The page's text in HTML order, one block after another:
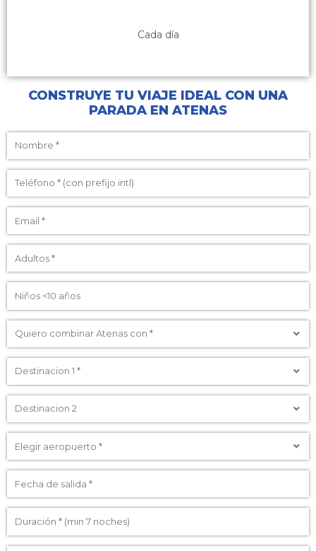
Cada día
CONSTRUYE TU VIAJE IDEAL CON UNA
PARADA EN ATENAS